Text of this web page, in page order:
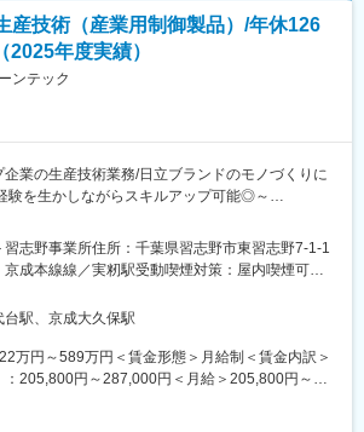
社が定める業務
プライベートブランドでもある「トップバリュ」
であり、その中でも最も人々が当たり前に口に
全性を守るポジションとなります。規模の大き
保持を任されているからこそ大きな責任があり
になくてはならないトップバリュ製品の安全や品
きることは大きなやりがいに繋がります。
業は10時間程度、休日出勤もほとんどなく、また
基盤もあり、福利厚生も充実した働きやすい環
100％出資するグループ会社です。グループ共
定年60歳、65歳までの継続雇用等充実の制度があ
ったブランドを品質管理・品質保証の側面から支
産技術（産業用制御製品）/年休126
2025年度実績）
ンテック
企業の生産技術業務/日立ブランドのモノづくりに
験を生かしながらスキルアップ可能◎～
システムのグループ会社として、 社会インフラ
・インバータなどの産業機器製品の製造を行う当
制御製品（インバータ、ＡＣサーボアンプ、ＤＣ
、ＩｏＴ機器）の生産技術業務をご担当してい
て：
習志野事業所住所：千葉県習志野市東習志野7-1-1
成本線線／実籾駅受動喫煙対策：屋内喫煙可能
範囲：会社の定める事業所
駅、京成大久保駅
万円～589万円＜賃金形態＞月給制＜賃金内訳＞
：205,800円～287,000円＜月給＞205,800円～